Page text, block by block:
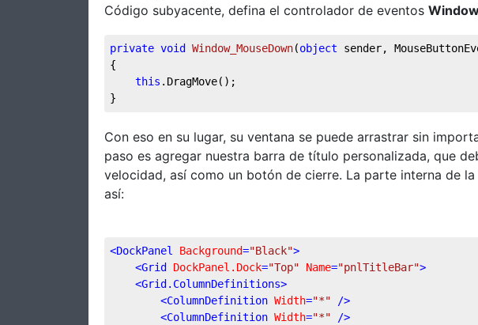
Código subyacente, defina el controlador de eventos
private void Window_MouseDown(object sender,
{
this .DragMove();
}
Con eso en su lugar, su ventana se puede arrastrar sin
paso es agregar nuestra barra de título personalizada, que
velocidad, así como un botón de cierre. La parte interna de
así:
<DockPanel Background="Black">
<Grid DockPanel.Dock="Top" Name="pnlTitleBar">
<Grid.ColumnDefinitions>
<ColumnDefinition Width="*" />
<ColumnDefinition Width="*" />